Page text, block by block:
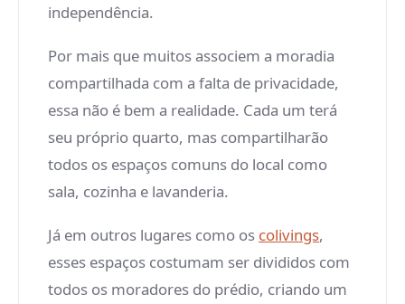
independência.
Por mais que muitos associem a moradia
compartilhada com a falta de privacidade,
essa não é bem a realidade. Cada um terá
seu próprio quarto, mas compartilharão
todos os espaços comuns do local como
sala, cozinha e lavanderia.
Já em outros lugares como os colivings,
esses espaços costumam ser divididos com
todos os moradores do prédio, criando um